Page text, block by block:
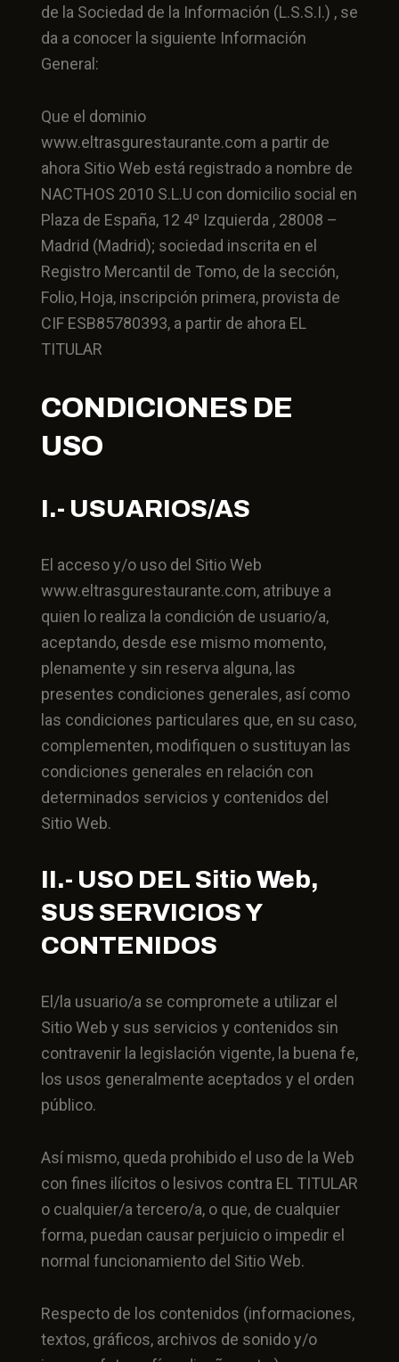
de la Sociedad de la Información (L.S.S.I.) , se
da a conocer la siguiente Información
General:
Que el dominio
www.eltrasgurestaurante.com a partir de
ahora Sitio Web está registrado a nombre de
NACTHOS 2010 S.L.U con domicilio social en
Plaza de España, 12 4º Izquierda , 28008 –
Madrid (Madrid); sociedad inscrita en el
Registro Mercantil de Tomo, de la sección,
Folio, Hoja, inscripción primera, provista de
CIF ESB85780393, a partir de ahora EL
TITULAR
CONDICIONES DE
USO
I.- USUARIOS/AS
El acceso y/o uso del Sitio Web
www.eltrasgurestaurante.com, atribuye a
quien lo realiza la condición de usuario/a,
aceptando, desde ese mismo momento,
plenamente y sin reserva alguna, las
presentes condiciones generales, así como
las condiciones particulares que, en su caso,
complementen, modifiquen o sustituyan las
condiciones generales en relación con
determinados servicios y contenidos del
Sitio Web.
II.- USO DEL Sitio Web,
SUS SERVICIOS Y
CONTENIDOS
El/la usuario/a se compromete a utilizar el
Sitio Web y sus servicios y contenidos sin
contravenir la legislación vigente, la buena fe,
los usos generalmente aceptados y el orden
público.
Así mismo, queda prohibido el uso de la Web
con fines ilícitos o lesivos contra EL TITULAR
o cualquier/a tercero/a, o que, de cualquier
forma, puedan causar perjuicio o impedir el
normal funcionamiento del Sitio Web.
Respecto de los contenidos (informaciones,
textos, gráficos, archivos de sonido y/o